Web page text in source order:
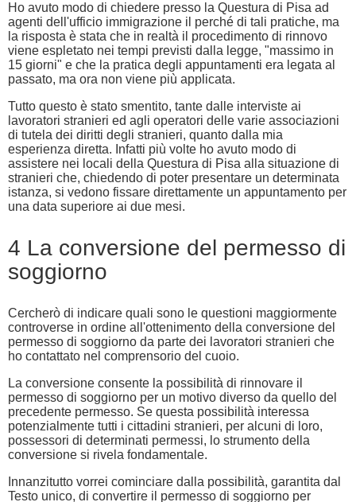
Ho avuto modo di chiedere presso la Questura di Pisa ad
agenti dell'ufficio immigrazione il perché di tali pratiche, ma
la risposta è stata che in realtà il procedimento di rinnovo
viene espletato nei tempi previsti dalla legge, "massimo in
15 giorni" e che la pratica degli appuntamenti era legata al
passato, ma ora non viene più applicata.
Tutto questo è stato smentito, tante dalle interviste ai
lavoratori stranieri ed agli operatori delle varie associazioni
di tutela dei diritti degli stranieri, quanto dalla mia
esperienza diretta. Infatti più volte ho avuto modo di
assistere nei locali della Questura di Pisa alla situazione di
stranieri che, chiedendo di poter presentare un determinata
istanza, si vedono fissare direttamente un appuntamento per
una data superiore ai due mesi.
4 La conversione del permesso di
soggiorno
Cercherò di indicare quali sono le questioni maggiormente
controverse in ordine all'ottenimento della conversione del
permesso di soggiorno da parte dei lavoratori stranieri che
ho contattato nel comprensorio del cuoio.
La conversione consente la possibilità di rinnovare il
permesso di soggiorno per un motivo diverso da quello del
precedente permesso. Se questa possibilità interessa
potenzialmente tutti i cittadini stranieri, per alcuni di loro,
possessori di determinati permessi, lo strumento della
conversione si rivela fondamentale.
Innanzitutto vorrei cominciare dalla possibilità, garantita dal
Testo unico, di convertire il permesso di soggiorno per